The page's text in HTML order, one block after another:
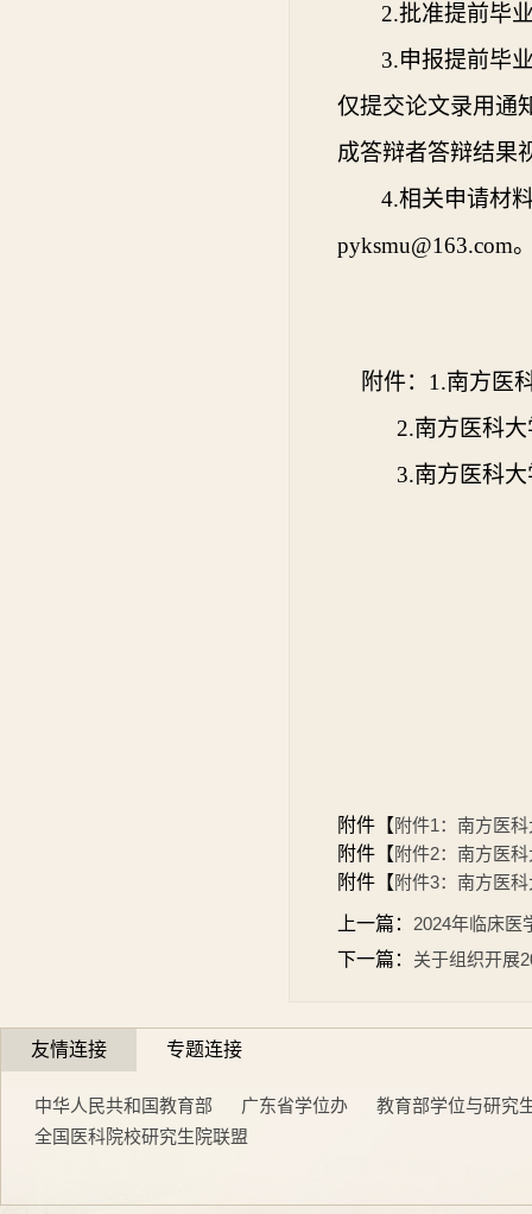
2.批准提前毕
3.申报提前毕
仅提交论文录用通
成答辩者答辩结果
4.相关申请材
pyksmu@163.com
附件： 1.南方医
2.南方医科
3.南方
附件【附件1：南方医
附件【附件2：南方医
附件【附件3：南方医
上一篇： 2024年临床医
下一篇： 关于组织开展
友情连接 专题连接
中华人民共和国教育部 广东省学位办
教育部学位与研究
全国医科院校研究生院联盟